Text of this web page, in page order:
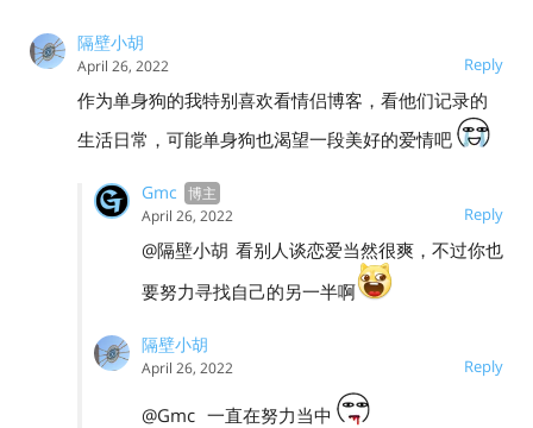
隔壁小胡
Reply
April 26, 2022
作为单身狗的我特别喜欢看情侣博客，看他们记录的
生活日常，可能单身狗也渴望一段美好的爱情吧
Gmc
Reply
April 26, 2022
@隔壁小胡 看别人谈恋爱当然很爽，不过你也
要努力寻找自己的另一半啊
隔壁小胡
Reply
April 26, 2022
@Gmc 一直在努力当中